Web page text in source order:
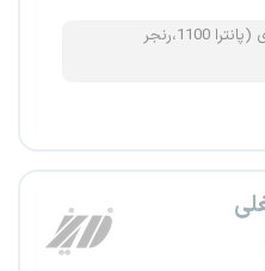
اپراتور دستگاه حفاری انفجاری (پانترا 1100،رنجر